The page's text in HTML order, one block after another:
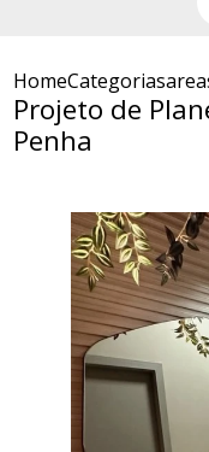
HomeCategorias
Projeto de
Penha